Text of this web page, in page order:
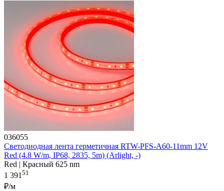
036055
Светодиодная лента герметичная RTW-PFS-A60-11mm 12V
Red (4.8 W/m, IP68, 2835, 5m) (Arlight, -)
Red | Красный 625 nm
1 39151
₽/м